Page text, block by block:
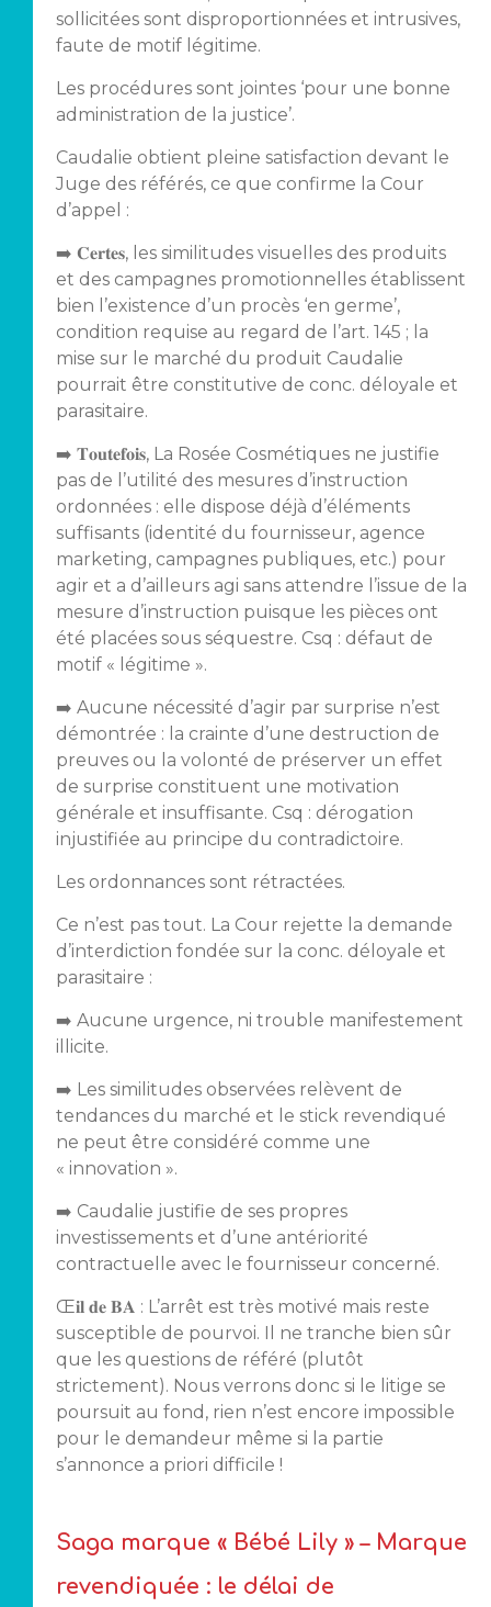
sollicitées sont disproportionnées et intrusives,
faute de motif légitime.
Les procédures sont jointes ‘pour une bonne
administration de la justice’.
Caudalie obtient pleine satisfaction devant le
Juge des référés, ce que confirme la Cour
d’appel :
➡️ 𝐂𝐞𝐫𝐭𝐞𝐬, les similitudes visuelles des produits
et des campagnes promotionnelles établissent
bien l’existence d’un procès ‘en germe’,
condition requise au regard de l’art. 145 ; la
mise sur le marché du produit Caudalie
pourrait être constitutive de conc. déloyale et
parasitaire.
➡️ 𝐓𝐨𝐮𝐭𝐞𝐟𝐨𝐢𝐬, La Rosée Cosmétiques ne justifie
pas de l’utilité des mesures d’instruction
ordonnées : elle dispose déjà d’éléments
suffisants (identité du fournisseur, agence
marketing, campagnes publiques, etc.) pour
agir et a d’ailleurs agi sans attendre l’issue de la
mesure d’instruction puisque les pièces ont
été placées sous séquestre. Csq : défaut de
motif « légitime ».
➡️ Aucune nécessité d’agir par surprise n’est
démontrée : la crainte d’une destruction de
preuves ou la volonté de préserver un effet
de surprise constituent une motivation
générale et insuffisante. Csq : dérogation
injustifiée au principe du contradictoire.
Les ordonnances sont rétractées.
Ce n’est pas tout. La Cour rejette la demande
d’interdiction fondée sur la conc. déloyale et
parasitaire :
➡️ Aucune urgence, ni trouble manifestement
illicite.
➡️ Les similitudes observées relèvent de
tendances du marché et le stick revendiqué
ne peut être considéré comme une
« innovation ».
➡️ Caudalie justifie de ses propres
investissements et d’une antériorité
contractuelle avec le fournisseur concerné.
Œ𝐢𝐥 𝐝𝐞 𝐁𝐀 : L’arrêt est très motivé mais reste
susceptible de pourvoi. Il ne tranche bien sûr
que les questions de référé (plutôt
strictement). Nous verrons donc si le litige se
poursuit au fond, rien n’est encore impossible
pour le demandeur même si la partie
s’annonce a priori difficile !
Saga marque « Bébé Lily » – Marque
revendiquée : le délai de